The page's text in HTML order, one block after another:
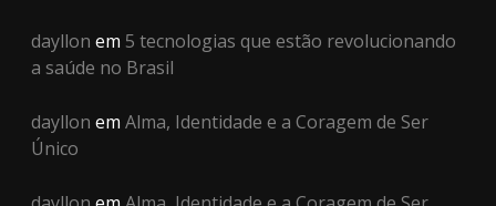
dayllon em 5 tecnologias que estão revolucionando
a saúde no Brasil
dayllon em Alma, Identidade e a Coragem de Ser
Único